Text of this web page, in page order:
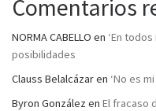
Comentarios
NORMA CABELLO en ‘En
posibilidades
Clauss Belalcázaren ‘No es
Byron González en El fracaso